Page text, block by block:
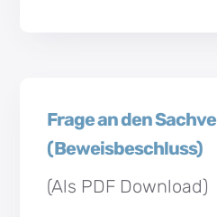
Frage an den
(Beweisbeschluss)
(Als PDF Download)